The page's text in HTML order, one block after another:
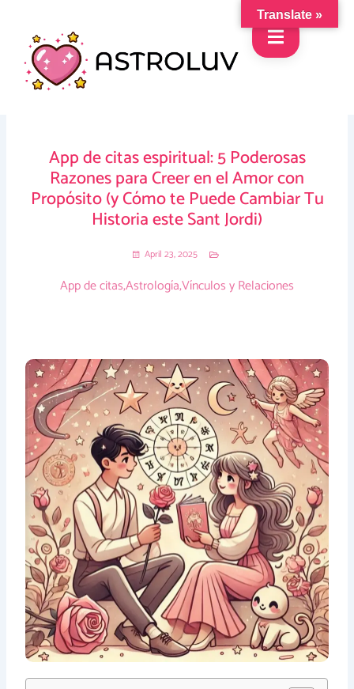
content
App de citas espiritual: 5 Poderosas
Razones para Creer en el Amor con
Propósito (y Cómo te Puede Cambiar Tu
Historia este Sant Jordi)
April 23, 2025
App de citas,Astrología,Vínculos y Relaciones
Translate »